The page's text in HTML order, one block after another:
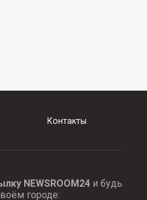
Контакты
NEWSROOM24и будь
городе: